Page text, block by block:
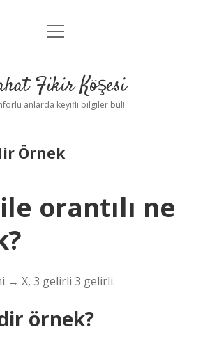
Anasayfa
Yasal Uyarı
menüyü
Fikir Köşesi
anlarda keyifli bilgiler bul!
Örnek
orantılı ne
→ X, 3 gelirli 3 gelirli.
örnek?